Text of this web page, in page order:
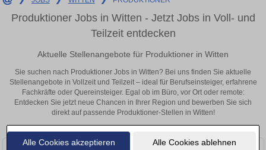
Alle Cookies akzeptieren Alle Cookies ablehnen
Produktioner Jobs in Witten - Jetzt Jobs in Voll- und
Teilzeit entdecken
Aktuelle Stellenangebote für Produktioner in Witten
Sie suchen nach Produktioner Jobs in Witten? Bei uns finden Sie aktuelle
Stellenangebote in Vollzeit und Teilzeit – ideal für Berufseinsteiger, erfahrene
Fachkräfte oder Quereinsteiger. Egal ob im Büro, vor Ort oder remote:
Entdecken Sie jetzt neue Chancen in Ihrer Region und bewerben Sie sich
direkt auf passende Produktioner-Stellen in Witten!